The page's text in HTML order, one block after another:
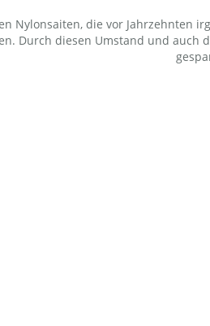
Nylonsaiten, die vor Jahrzehnten
Durch diesen Umstand und auch